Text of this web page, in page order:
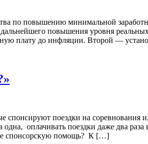
по повышению минимальной
повышения уровня
плату до инфляции. Второй —
поездки на соревнования
оплачивать поездки даже два
спонсорскую помощь? К […]